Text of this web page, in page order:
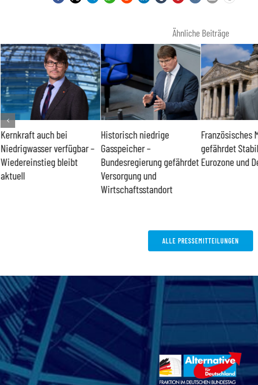
Ähnliche Beiträge
Kernkraft auch bei
Niedrigwasser verfügbar –
Wiedereinstieg bleibt
aktuell
Historisch niedrige
Gasspeicher –
Bundesregierung gefährdet
Versorgung und
Wirtschaftsstandort
Französisches
gefährdet
Eurozone und
ALLE PRESSEMITTEILUNGEN